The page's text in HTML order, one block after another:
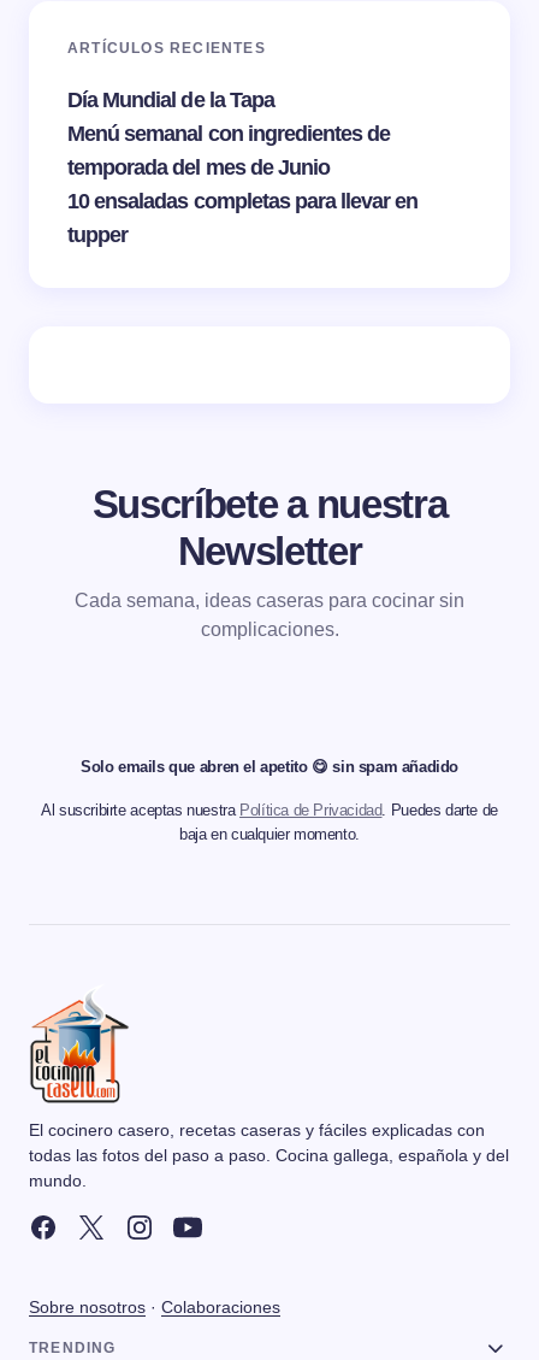
ARTÍCULOS RECIENTES
Día Mundial de la Tapa
Menú semanal con ingredientes de
temporada del mes de Junio
10 ensaladas completas para llevar en
tupper
Suscríbete a nuestra
Newsletter
Cada semana, ideas caseras para cocinar sin
complicaciones.
Solo emails que abren el apetito 😋 sin spam añadido
Al suscribirte aceptas nuestra Política de Privacidad. Puedes darte de
baja en cualquier momento.
El cocinero casero, recetas caseras y fáciles explicadas con
todas las fotos del paso a paso. Cocina gallega, española y del
mundo.
Sobre nosotros · Colaboraciones
TRENDING